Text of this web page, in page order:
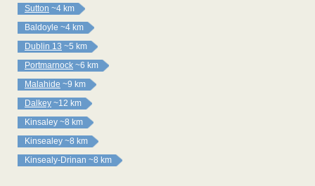
Sutton ~4 km
Baldoyle ~4 km
Dublin 13 ~5 km
Portmarnock ~6 km
Malahide ~9 km
Dalkey ~12 km
Kinsaley ~8 km
Kinsealey ~8 km
Kinsealy-Drinan ~8 km